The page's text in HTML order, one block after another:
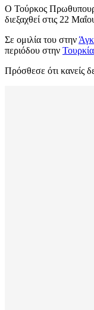
Ο Τούρκος
διεξαχθεί στις 22
Σε ομιλία του στην
περιόδου στην Τουρκία
Πρόσθεσε ότι κανείς